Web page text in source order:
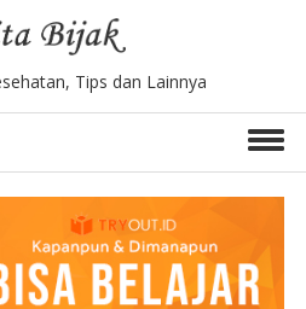
Tips dan Lainnya